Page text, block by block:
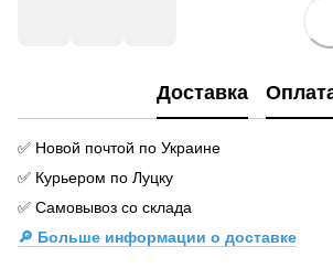
Доставка
✅ Новой почтой по Украине
✅ Курьером по Луцку
✅ Самовывоз со склада
🔎 Больше информации о доставке